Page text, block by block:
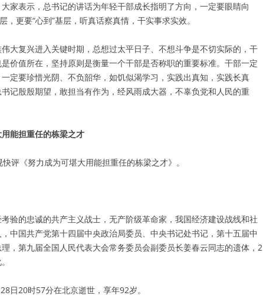
家表示，总书记的讲话为年轻干部成长指明了方向，一定要眼睛向
，更要“心到”基层，听真话察真情，干实事求实效。
大复兴进入关键时期，总想过太平日子、不想斗争是不切实际的，干
价值所在，坚持原则是衡量一个干部是否称职的重要标准。干部一定
定要珍惜光阴、不负韶华，如饥似渴学习，实践出真知，实践长真
记殷殷期望，敢担当有作为，经风雨成大器，不辜负党和人民的重
用能担重任的栋梁之才
评《努力成为可堪大用能担重任的栋梁之才》。
验的忠诚的共产主义战士，无产阶级革命家，我国经济建设战线和社
中国共产党第十四届中央政治局委员、中央书记处书记，第十五届中
，第九届全国人民代表大会常务委员会副委员长姜春云同志的遗体，2
日20时57分在北京逝世，享年92岁。